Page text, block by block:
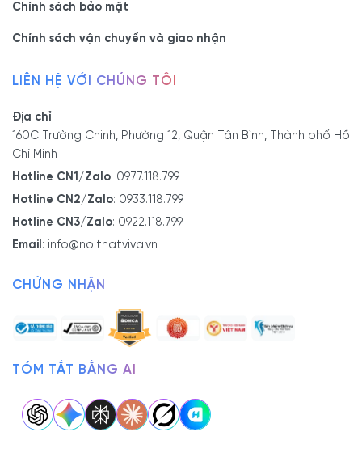
Chính sách bảo mật
Chính sách vận chuyển và giao nhận
LIÊN HỆ VỚI CHÚNG TÔI
Địa chỉ
160C Trường Chinh, Phường 12, Quận Tân Bình, Thành phố Hồ
Chí Minh
Hotline CN1/Zalo: 0977.118.799
Hotline CN2/Zalo: 0933.118.799
Hotline CN3/Zalo: 0922.118.799
Email: info@noithatviva.vn
CHỨNG NHẬN
TÓM TẮT BẰNG AI